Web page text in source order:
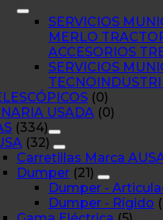
SERVICIOS
MERLO
ACCESORIOS
SERVICIOS
(0)
USADA (0)
(334)
(32)
Carretillas Marca
Dumper (21)
Dumper -
Dumper - Rígido